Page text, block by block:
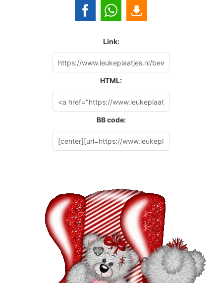
Link:
HTML:
BB code: